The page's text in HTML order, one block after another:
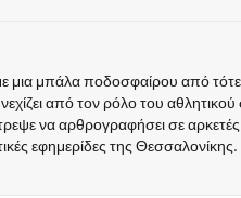
μια μπάλα ποδοσφαίρου από
από τον ρόλο του
να αρθρογραφήσει σε αρκετές
εφημερίδες της Θεσσαλονίκης.